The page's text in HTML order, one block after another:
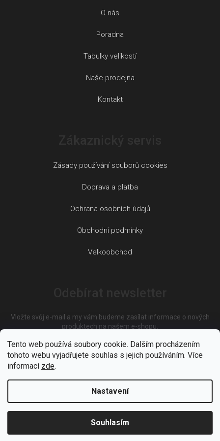
Tento web používá soubory cookie. Dalším procházením
tohoto webu vyjadřujete souhlas s jejich používáním. Více
informací zde.
Nastavení
Souhlasím
O nás
Poradna
Tabulky velikostí
Naše prodejna
Kontakt
Zásady používání souborů cookies
Doprava a platba
Ochrana osobních údajů
Obchodní podmínky
Velkoobchod
Vložte svůj e-mail a my vám budeme zasílat informace o nových
produktech na našem e-shopu.
E-mail
Vložením e-mailu souhlasíte spodmínkami ochrany osobních
údajů
PŘIHLÁSIT SE